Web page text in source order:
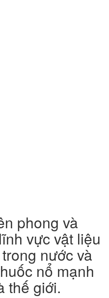
phong và
vực vật liệu
nước và
nổ mạnh
thế giới.